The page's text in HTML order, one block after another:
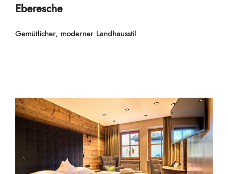
Eberesche
Gemütlicher, moderner Landhausstil